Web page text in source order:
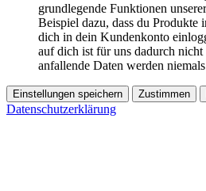
grundlegende Funktionen
Beispiel dazu, dass du Produkte
dich in dein Kundenkonto
auf dich ist für uns dadurch
anfallende Daten werden
Einstellungen speichern Zustimmen
Datenschutzerklärung